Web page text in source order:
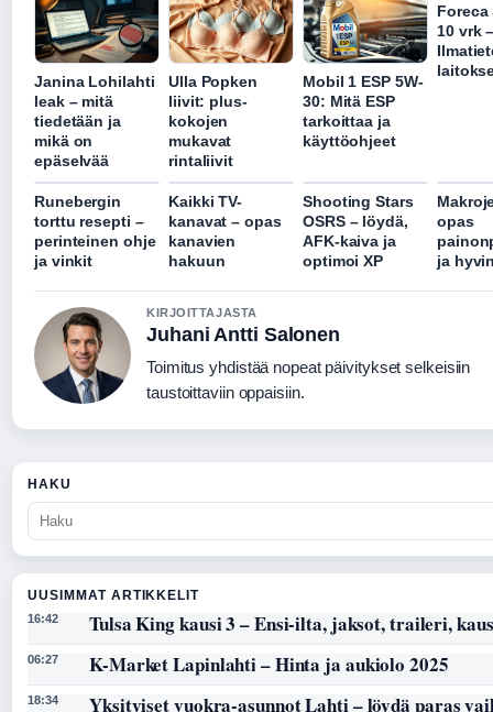
Janina Lohilahti
leak – mitä
tiedetään ja
mikä on
epäselvää
Ulla Popken
liivit: plus-
kokojen
mukavat
rintaliivit
Mobil 1 ESP 5W-
30: Mitä ESP
tarkoittaa ja
käyttöohjeet
Foreca
10 vrk
Runebergin
torttu resepti –
perinteinen ohje
ja vinkit
Kaikki TV-
kanavat – opas
kanavien
hakuun
Shooting Stars
OSRS – löydä,
AFK-kaiva ja
optimoi XP
opas
ja
KIRJOITTAJASTA
Juhani Antti Salonen
Toimitus yhdistää nopeat päivitykset selkeisiin
taustoittaviin oppaisiin.
HAKU
UUSIMMAT ARTIKKELIT
16:42 Tulsa King kausi 3 – Ensi-ilta, jaksot, traileri,
06:27 K-Market Lapinlahti – Hinta ja aukiolo 2025
18:34 Yksityiset vuokra-asunnot Lahti – löydä paras